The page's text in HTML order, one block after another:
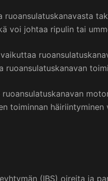
voi johtaa ripulin tai
toiminnan
(IBS) oireita ja